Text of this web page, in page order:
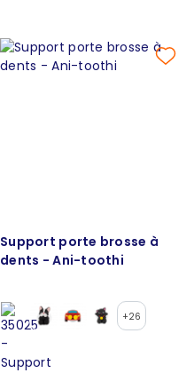
Support porte brosse à
dents - Ani-toothi
+26